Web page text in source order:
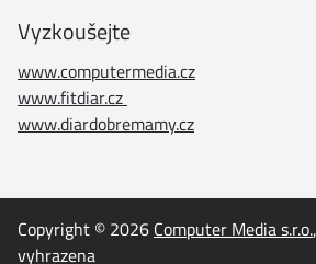
Vyzkoušejte
www.computermedia.cz
www.fitdiar.cz
www.diardobremamy.cz
Copyright © 2026 Computer Media s.r.o.
vyhrazena